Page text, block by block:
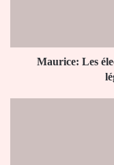
législatives
anticipéesMaurice: Les